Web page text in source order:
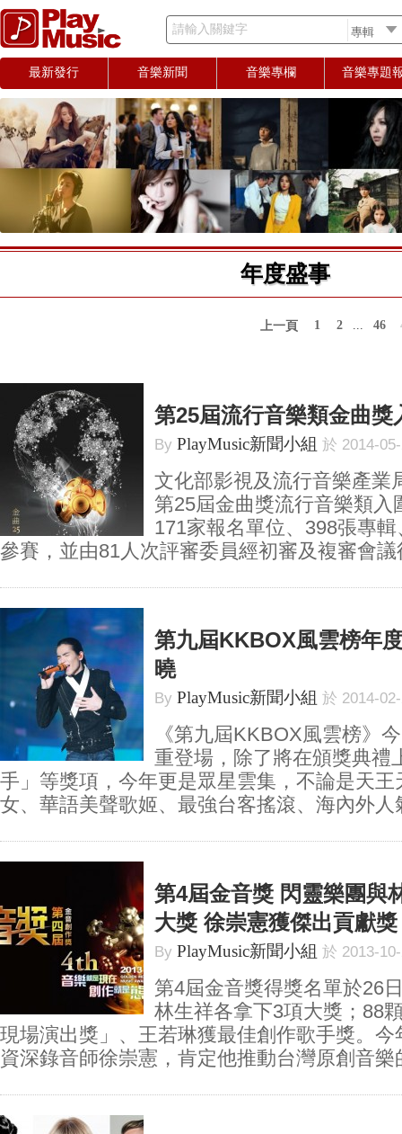
請輸入關鍵字
最新發行 音樂新聞 音樂專欄 音樂專題
年度盛事
上一頁 1 2 ... 46
第25屆流行音樂類金曲獎
By PlayMusic新聞小組 於 2014-
文化部影視及流行音樂產業
第25屆金曲獎流行音樂類入
171家報名單位、398張專
參賽，並由81人次評審委員經初審及複審會
第九屆KKBOX風雲榜年
曉
By PlayMusic新聞小組 於 2014-
《第九屆KKBOX風雲榜》
重登場，除了將在頒獎典禮
手」等獎項，今年更是眾星雲集，不論是天
女、華語美聲歌姬、最強台客搖滾、海內外人
第4屆金音獎 閃靈樂團與
大獎 徐崇憲獲傑出貢獻獎
By PlayMusic新聞小組 於 2013-
第4屆金音獎得獎名單於26
林生祥各拿下3項大獎；88
現場演出獎」、王若琳獲最佳創作歌手獎。
資深錄音師徐崇憲，肯定他推動台灣原創音樂